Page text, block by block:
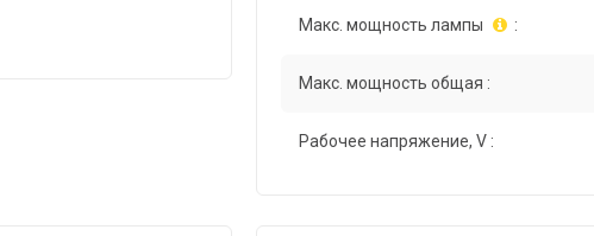
Макс. мощность лампы :
Макс. мощность общая :
Рабочее напряжение, V :